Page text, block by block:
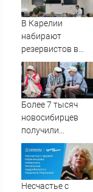
В Карелии
набирают
резервистов в
огневые группы
(ФОТО)
Более 7 тысяч
новосибирцев
получили
прибавку к
пенсии от СФР
Несчастье с